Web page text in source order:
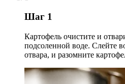
Шаг 1
Картофель очистите и
подсоленной воде. Слейте
отвара, и разомните